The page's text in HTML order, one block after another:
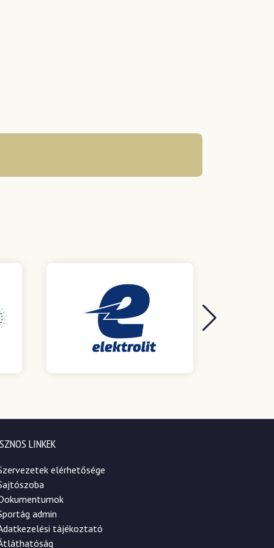
LINKEK
elérhetősége
admin
tájékoztató